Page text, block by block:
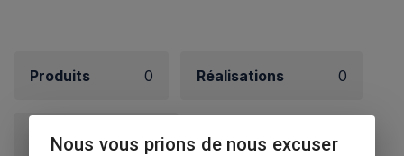
Produits 0 Réalisations 0
Contenus 0
Nous vous prions de nous excuser